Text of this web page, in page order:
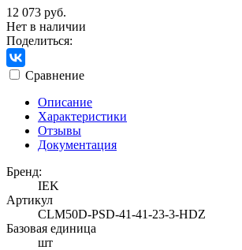
12 073 руб.
Нет в наличии
Поделиться:
Сравнение
Описание
Характеристики
Отзывы
Документация
Бренд:
IEK
Артикул
CLM50D-PSD-41-41-23-3-HDZ
Базовая единица
шт